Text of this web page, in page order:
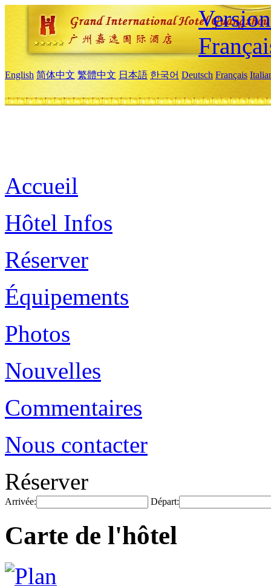
English 简体中文 繁體中文 日本語 한국어 Deutsch Français
Accueil
Hôtel Infos
Réserver
Équipements
Photos
Nouvelles
Commentaires
Nous contacter
Réserver
Arrivée: Départ:
Carte de l'hôtel